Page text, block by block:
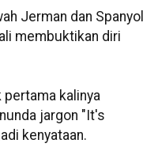
Jerman dan Spanyol
membuktikan diri
pertama kalinya
jargon "It's
kenyataan.